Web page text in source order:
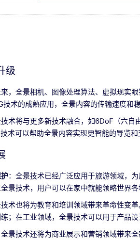
级
来，全景相机、图像处理算法、虚拟现实
术的成熟应用，全景内容的传输速度和
技术将与更多新技术融合，如6DoF（六
术可以帮助全景内容实现更智能的导览
：全景技术已经广泛应用于旅游领域，
景技术，用户可以在家中就能领略世界
术也将为教育和培训领域带来革命性变
；在工业领域，全景技术可以用于产品设
全景技术还将为商业展示和营销领域带来